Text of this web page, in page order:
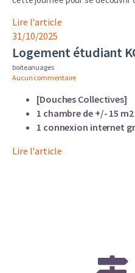
Lire l'article
31/10/2025
Logement étudiant
boiteanuages
Aucun commentaire
[Douches Collectives]
1 chambre de +/- 15 m2
1 connexion internet
Lire l'article